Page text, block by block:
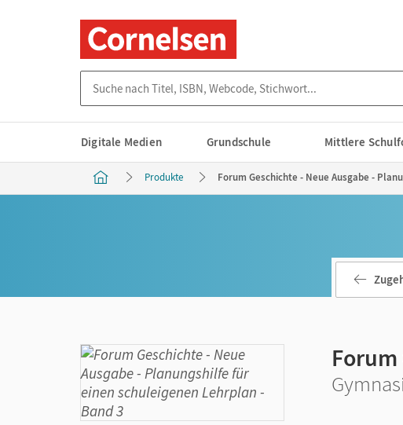
Digitale Medien Grundschule Mittlere
Produkte Forum Geschichte - Neue Ausgabe -
Forum